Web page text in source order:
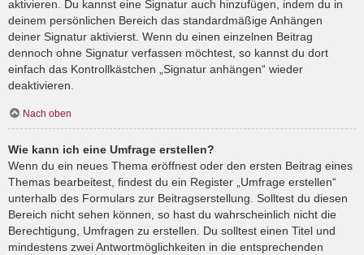
aktivieren. Du kannst eine Signatur auch hinzufügen, indem du in
deinem persönlichen Bereich das standardmäßige Anhängen
deiner Signatur aktivierst. Wenn du einen einzelnen Beitrag
dennoch ohne Signatur verfassen möchtest, so kannst du dort
einfach das Kontrollkästchen „Signatur anhängen“ wieder
deaktivieren.
Nach oben
Wie kann ich eine Umfrage erstellen?
Wenn du ein neues Thema eröffnest oder den ersten Beitrag eines
Themas bearbeitest, findest du ein Register „Umfrage erstellen“
unterhalb des Formulars zur Beitragserstellung. Solltest du diesen
Bereich nicht sehen können, so hast du wahrscheinlich nicht die
Berechtigung, Umfragen zu erstellen. Du solltest einen Titel und
mindestens zwei Antwortmöglichkeiten in die entsprechenden